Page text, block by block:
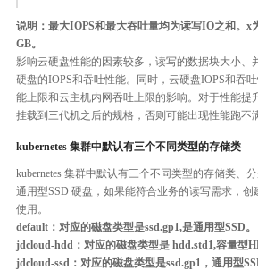
说明：最大IOPS和最大吞吐量均为读写IO之和。x
GB。
影响云硬盘性能的因素较多，读写的数据块大小、
硬盘的IOPS和吞吐性能。同时，云硬盘IOPS和吞
能上限和云主机内网吞吐上限的影响。对于性能提
挂载到三代机之后的规格，否则可能出现性能跑不
kubernetes 集群中默认有三个不同类型的存储类
kubernetes 集群中默认有三个不同类型的存储类、
通用型SSD 硬盘，如果能符合业务的读写需求，创
使用。
default：对应的磁盘类型是ssd.gp1,是通用型SSD。
jdcloud-hdd：对应的磁盘类型是 hdd.std1,容量型
jdcloud-ssd：对应的磁盘类型是ssd.gp1，通用型